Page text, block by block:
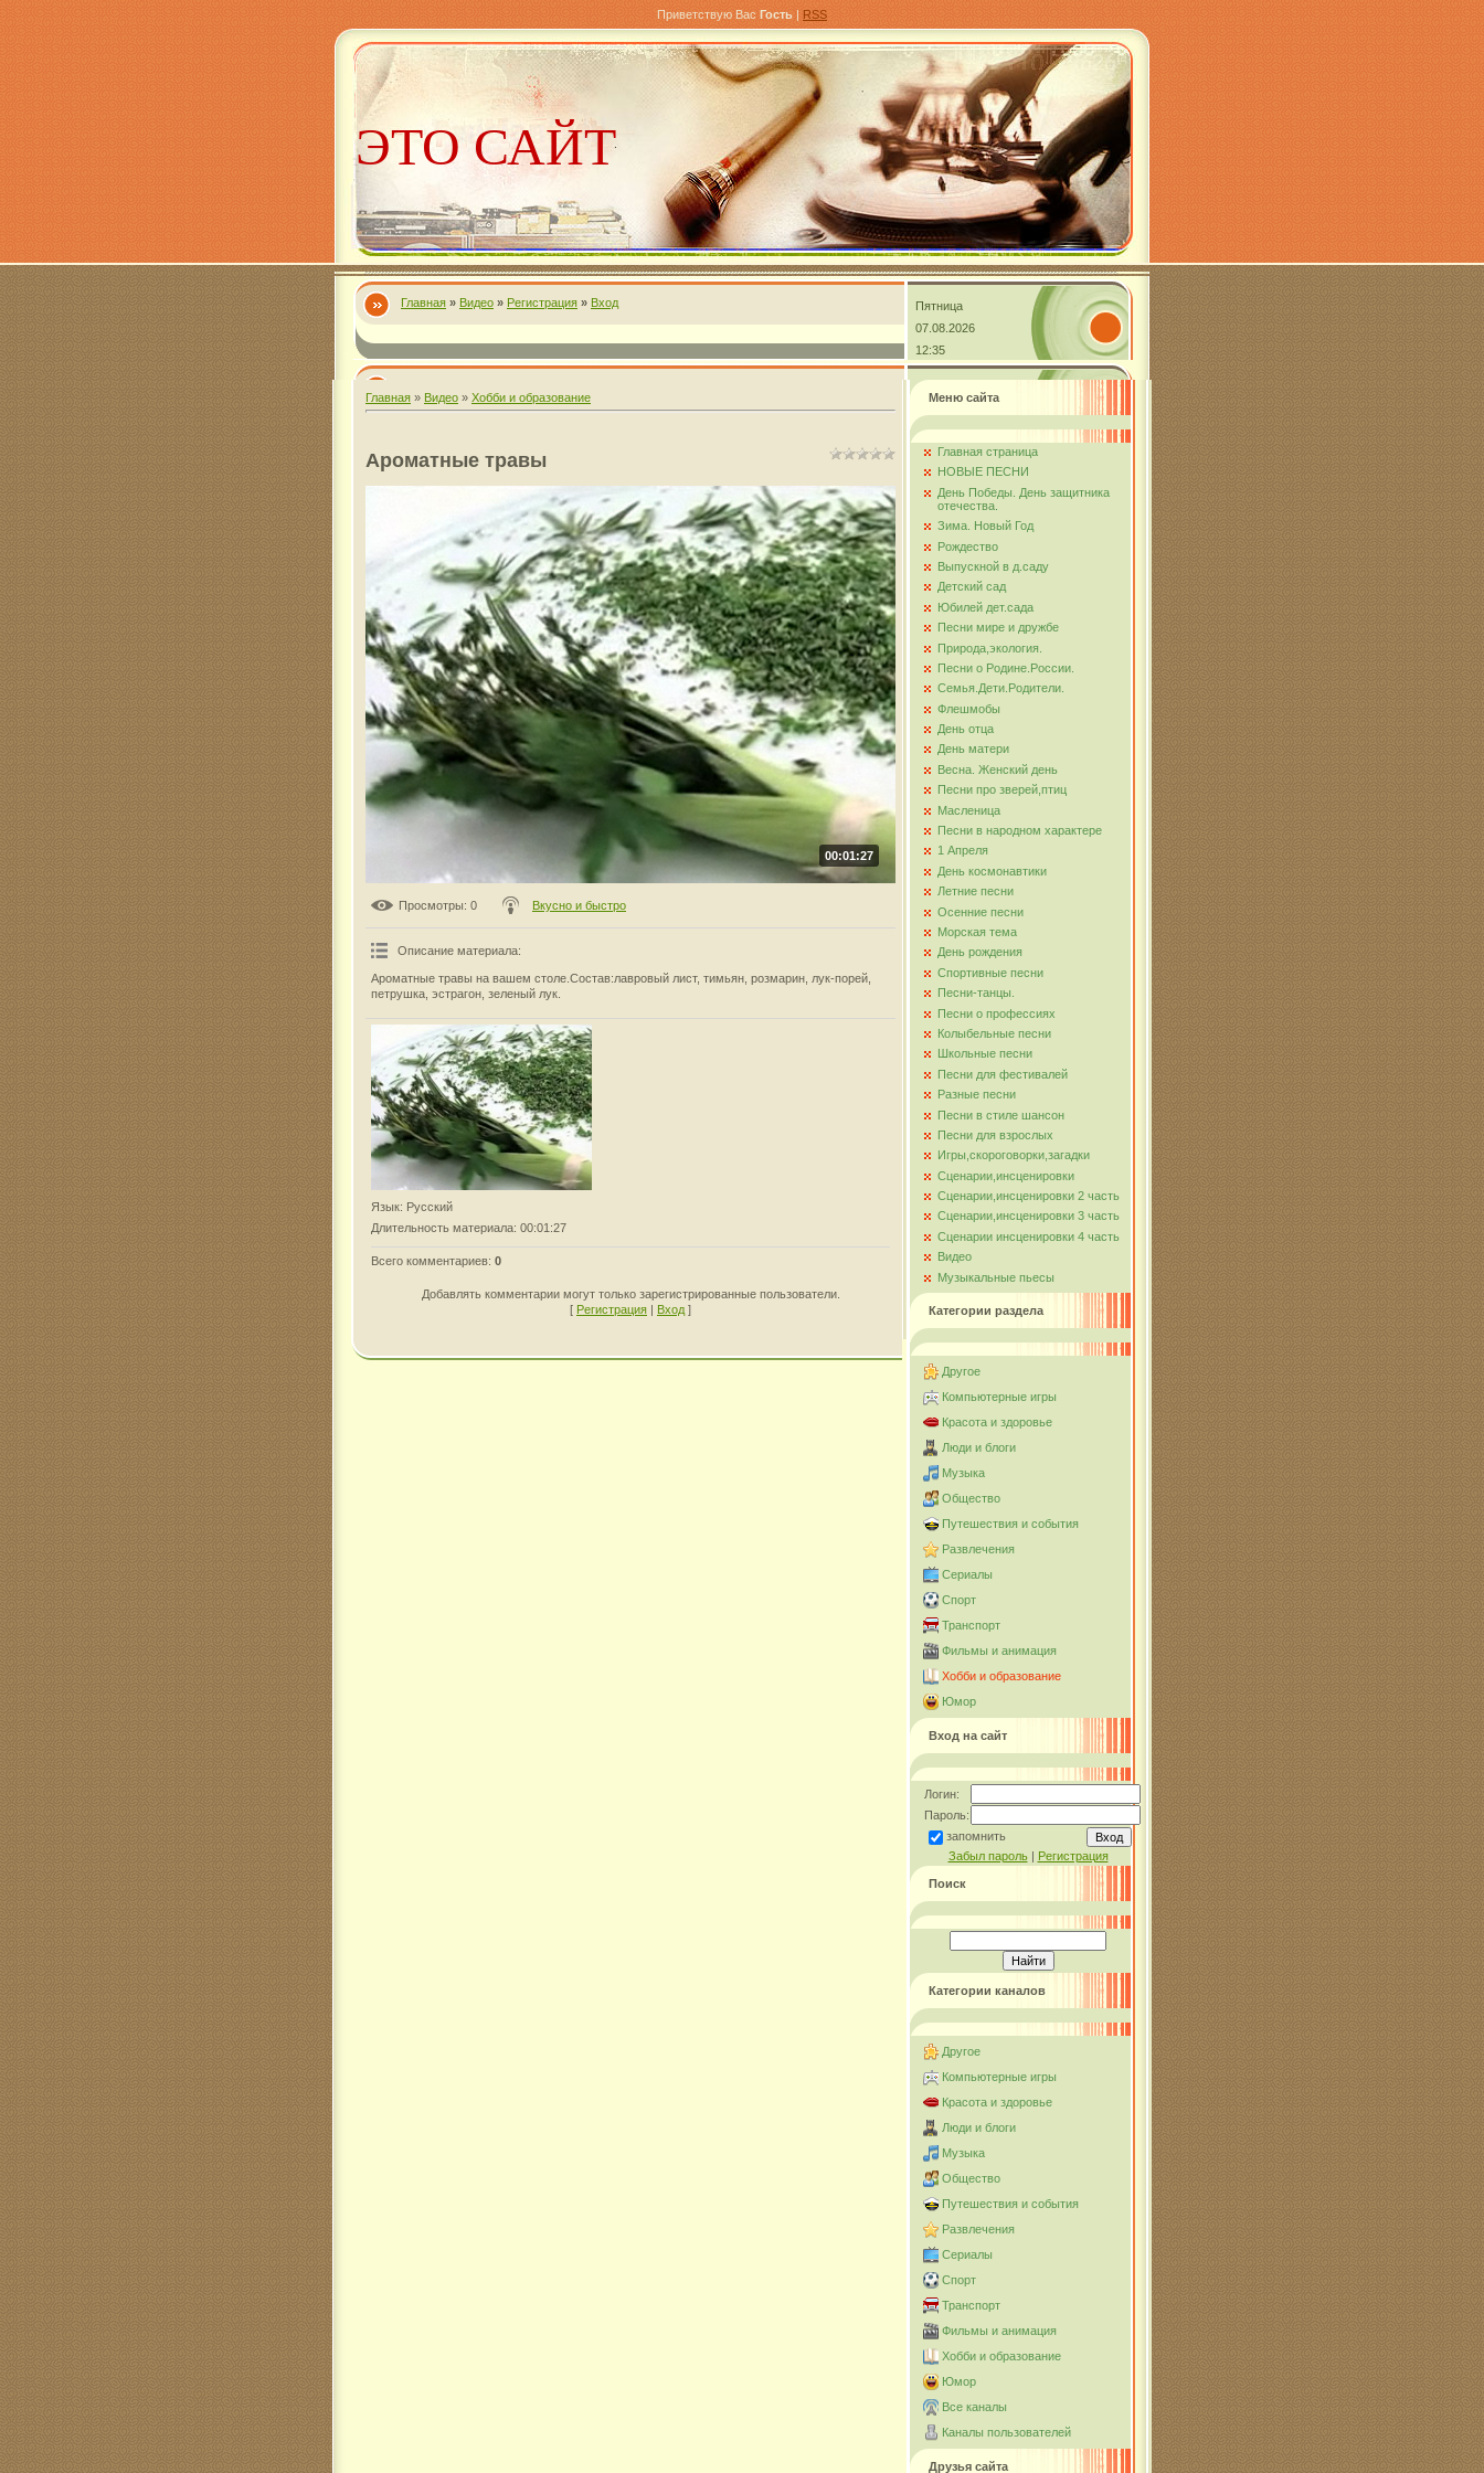
Приветствую Вас Гость | RSS
ЭТО САЙТ
Александра
Комарова
Главная » Видео » Регистрация » Вход
Пятница
07.08.2026
12:35
Главная » Видео » Хобби и образование
Ароматные травы
00:01:27
Просмотры: 0 Вкусно и быстро
Описание материала:
Ароматные травы на вашем столе.Состав:лавровый лист, тимьян, розмарин, лук-порей,
петрушка, эстрагон, зеленый лук.
Язык: Русский
Длительность материала: 00:01:27
Всего комментариев: 0
Добавлять комментарии могут только зарегистрированные пользователи.
[ Регистрация | Вход ]
Меню сайта
Главная страница
НОВЫЕ ПЕСНИ
День Победы. День защитника
отечества.
Зима. Новый Год
Рождество
Выпускной в д.саду
Детский сад
Юбилей дет.сада
Песни мире и дружбе
Природа,экология.
Песни о Родине.России.
Семья.Дети.Родители.
Флешмобы
День отца
День матери
Весна. Женский день
Песни про зверей,птиц
Масленица
Песни в народном характере
1 Апреля
День космонавтики
Летние песни
Осенние песни
Морская тема
День рождения
Спортивные песни
Песни-танцы.
Песни о профессиях
Колыбельные песни
Школьные песни
Песни для фестивалей
Разные песни
Песни в стиле шансон
Песни для взрослых
Игры,скороговорки,загадки
Сценарии,инсценировки
Сценарии,инсценировки 2 часть
Сценарии,инсценировки 3 часть
Сценарии инсценировки 4 часть
Видео
Музыкальные пьесы
Категории раздела
Другое
Компьютерные игры
Красота и здоровье
Люди и блоги
Музыка
Общество
Путешествия и события
Развлечения
Сериалы
Спорт
Транспорт
Фильмы и анимация
Хобби и образование
Юмор
Вход на сайт
Логин:
Пароль:
запомнить
Забыл пароль| Регистрация
Поиск
Категории каналов
Другое
Компьютерные игры
Красота и здоровье
Люди и блоги
Музыка
Общество
Путешествия и события
Развлечения
Сериалы
Спорт
Транспорт
Фильмы и анимация
Хобби и образование
Юмор
Все каналы
Каналы пользователей
Друзья сайта